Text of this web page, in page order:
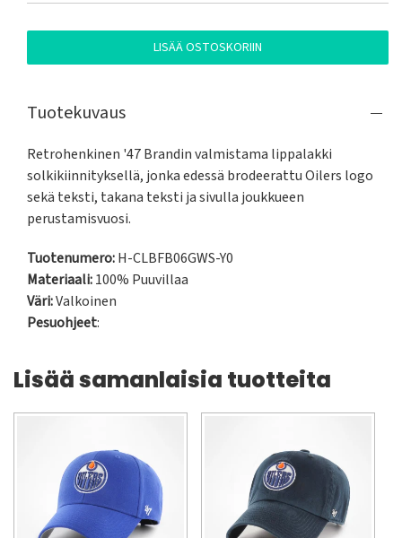
LISÄÄ OSTOSKORIIN
Tuotekuvaus
Retrohenkinen '47 Brandin valmistama lippalakki
solkikiinnityksellä, jonka edessä brodeerattu Oilers logo
sekä teksti, takana teksti ja sivulla joukkueen
perustamisvuosi.
Tuotenumero:H-CLBFB06GWS-Y0
Materiaali:100% Puuvillaa
Väri:Valkoinen
Pesuohjeet:
Lisää samanlaisia tuotteita